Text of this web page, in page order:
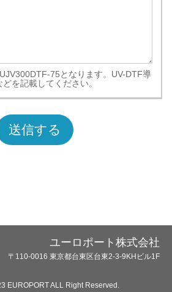
75となります。UV-DTF導
を記載してください。
送信する
ユーロポート株式会社
〒110-0016 東京都台東区台東2-3-9KHビル1F
EUROPORT ALL Right Reserved.